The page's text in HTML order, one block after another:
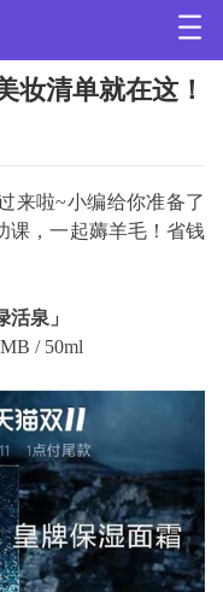
妆清单就在这！
啦~小编给你准备了
课，一起薅羊毛！省钱
泉」
/ 50ml